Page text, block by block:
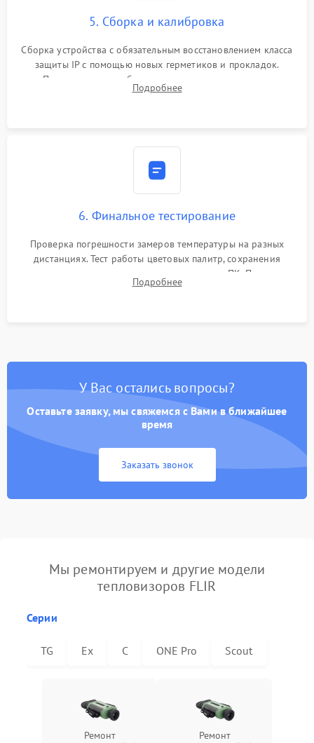
5. Сборка и калибровка
Сборка устройства с обязательным восстановлением класса
защиты IP с помощью новых герметиков и прокладок.
Программная калибровка матрицы по эталонному
абсолютно черному телу для точного измерения температур.
Подробнее
6. Финальное тестирование
Проверка погрешности замеров температуры на разных
дистанциях. Тест работы цветовых палитр, сохранения
термограмм в память и передачи данных на ПК. Проверка
автономности работы и итоговый контроль качества.
Подробнее
У Вас остались вопросы?
Оставьте заявку, мы свяжемся с Вами в ближайшее
время
Заказать звонок
Мы ремонтируем и другие модели
тепловизоров FLIR
Серии
TG Ex C ONE Pro Scout
Ремонт
Ремонт